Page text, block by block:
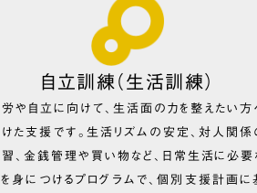
自立訓練（生活訓練）
や自立に向けて、生活面の力を整えたい方
た支援です。生活リズムの安定、対人関係
、金銭管理や買い物など、日常生活に必要
身につけるプログラムで、個別支援計画に